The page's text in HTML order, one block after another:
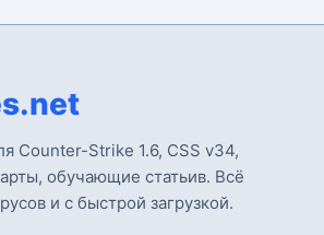
Counter-Strike 1.6, CSS v34,
обучающие статьив. Всё
и с быстрой загрузкой.